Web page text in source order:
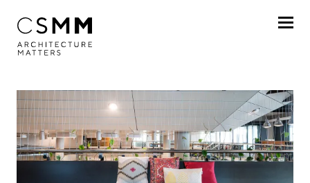
Profile
Services
Projects